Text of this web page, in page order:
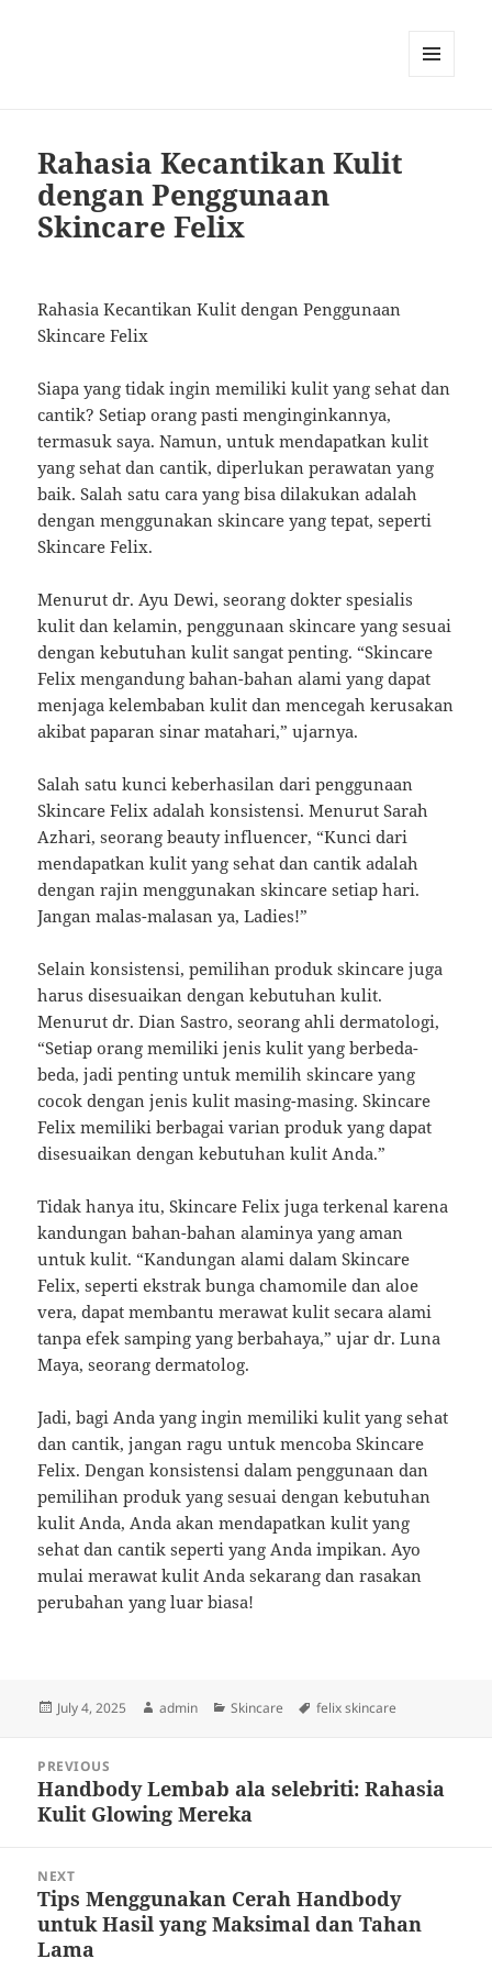
Rahasia Kecantikan Kulit
dengan Penggunaan
Skincare Felix
Rahasia Kecantikan Kulit dengan Penggunaan
Skincare Felix
Siapa yang tidak ingin memiliki kulit yang sehat dan
cantik? Setiap orang pasti menginginkannya,
termasuk saya. Namun, untuk mendapatkan kulit
yang sehat dan cantik, diperlukan perawatan yang
baik. Salah satu cara yang bisa dilakukan adalah
dengan menggunakan skincare yang tepat, seperti
Skincare Felix.
Menurut dr. Ayu Dewi, seorang dokter spesialis
kulit dan kelamin, penggunaan skincare yang sesuai
dengan kebutuhan kulit sangat penting. “Skincare
Felix mengandung bahan-bahan alami yang dapat
menjaga kelembaban kulit dan mencegah kerusakan
akibat paparan sinar matahari,” ujarnya.
Salah satu kunci keberhasilan dari penggunaan
Skincare Felix adalah konsistensi. Menurut Sarah
Azhari, seorang beauty influencer, “Kunci dari
mendapatkan kulit yang sehat dan cantik adalah
dengan rajin menggunakan skincare setiap hari.
Jangan malas-malasan ya, Ladies!”
Selain konsistensi, pemilihan produk skincare juga
harus disesuaikan dengan kebutuhan kulit.
Menurut dr. Dian Sastro, seorang ahli dermatologi,
“Setiap orang memiliki jenis kulit yang berbeda-
beda, jadi penting untuk memilih skincare yang
cocok dengan jenis kulit masing-masing. Skincare
Felix memiliki berbagai varian produk yang dapat
disesuaikan dengan kebutuhan kulit Anda.”
Tidak hanya itu, Skincare Felix juga terkenal karena
kandungan bahan-bahan alaminya yang aman
untuk kulit. “Kandungan alami dalam Skincare
Felix, seperti ekstrak bunga chamomile dan aloe
vera, dapat membantu merawat kulit secara alami
tanpa efek samping yang berbahaya,” ujar dr. Luna
Maya, seorang dermatolog.
Jadi, bagi Anda yang ingin memiliki kulit yang sehat
dan cantik, jangan ragu untuk mencoba Skincare
Felix. Dengan konsistensi dalam penggunaan dan
pemilihan produk yang sesuai dengan kebutuhan
kulit Anda, Anda akan mendapatkan kulit yang
sehat dan cantik seperti yang Anda impikan. Ayo
mulai merawat kulit Anda sekarang dan rasakan
perubahan yang luar biasa!
Posted
July 4, 2025 Author
admin Categories
Skincare Tags
felix skincare
navigation
PREVIOUS
Previous
post:
Handbody Lembab ala selebriti: Rahasia
Kulit Glowing Mereka
NEXT
Next
post:
Tips Menggunakan Cerah Handbody
untuk Hasil yang Maksimal dan Tahan
Lama